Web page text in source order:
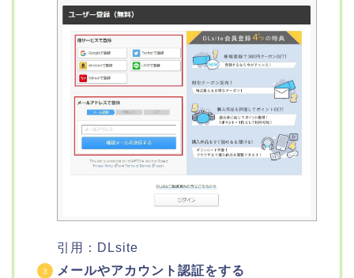
引用：DLsite
メールやアカウント認証をする